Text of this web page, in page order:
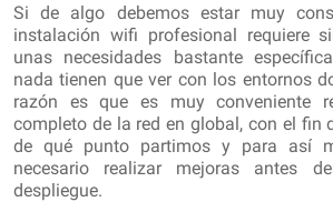
Si de algo debemos estar muy
instalación wifi profesional requiere
unas necesidades bastante
nada tienen que ver con los entornos
razón es que es muy conveniente
completo de la red en global, con el fin
de qué punto partimos y para así
necesario realizar mejoras antes
despliegue.